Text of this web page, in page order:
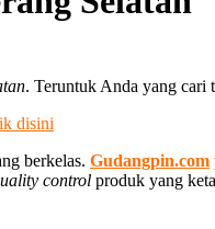
. Teruntuk Anda yang cari
disini
berkelas. Gudangpin.com
control produk yang